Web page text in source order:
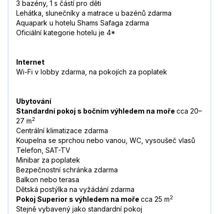
3 bazény, 1 s částí pro děti
Lehátka, slunečníky a matrace u bazénů zdarma
Aquapark u hotelu Shams Safaga zdarma
Oﬁciální kategorie hotelu je 4*
Internet
Wi-Fi v lobby zdarma, na pokojích za poplatek
Ubytování
Standardní pokoj s bočním výhledem na moře cca 20–
27 m2
Centrální klimatizace zdarma
Koupelna se sprchou nebo vanou, WC, vysoušeč vlasů
Telefon, SAT-TV
Minibar za poplatek
Bezpečnostní schránka zdarma
Balkon nebo terasa
Dětská postýlka na vyžádání zdarma
Pokoj Superior s výhledem na moře cca 25 m2
Stejně vybavený jako standardní pokoj